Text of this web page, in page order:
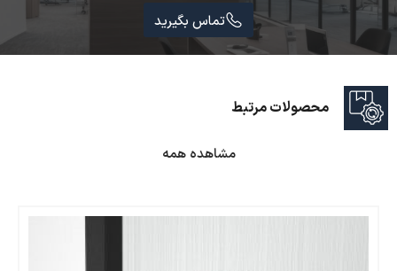
تماس بگیرید
محصولات مرتبط
مشاهده همه